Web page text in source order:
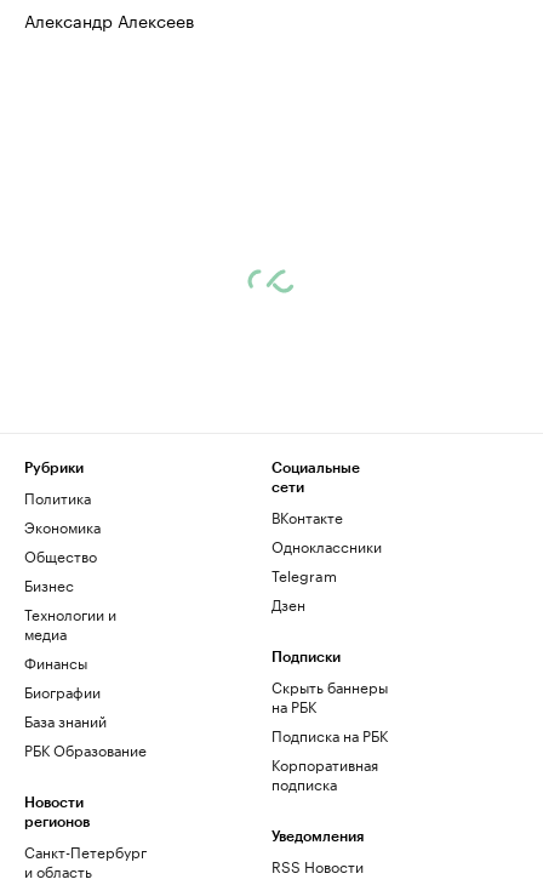
Александр Алексеев
Рубрики
Политика
Экономика
Общество
Бизнес
Технологии и
медиа
Финансы
Биографии
База знаний
РБК Образование
Новости
регионов
Санкт-Петербург
и область
Социальные
сети
ВКонтакте
Одноклассники
Telegram
Дзен
Подписки
Скрыть баннеры
на РБК
Подписка на РБК
Корпоративная
подписка
Уведомления
RSS Новости